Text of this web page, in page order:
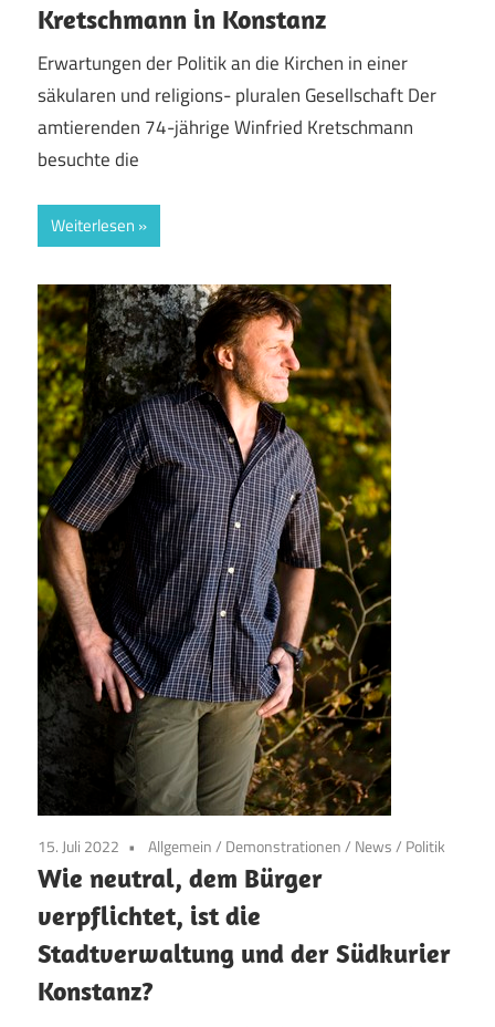
Kretschmann in Konstanz
Erwartungen der Politik an die Kirchen in einer
säkularen und religions- pluralen Gesellschaft Der
amtierenden 74-jährige Winfried Kretschmann
besuchte die
Weiterlesen
15. Juli 2022 Allgemein/ Demonstrationen/ News/ Politik
Wie neutral, dem Bürger
verpflichtet, ist die
Stadtverwaltung und der Südkurier
Konstanz?